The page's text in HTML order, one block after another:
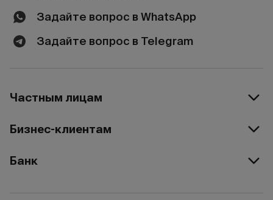
Задайте вопрос в WhatsApp
Задайте вопрос в Telegram
Частным лицам
Бизнес-клиентам
Банк